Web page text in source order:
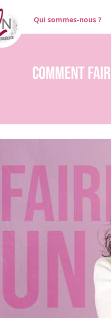
Qui sommes-nous ?
Comment